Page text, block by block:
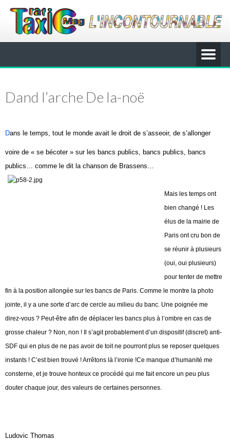
Dand l’arche De la-noë
Dans le temps, tout le monde avait le droit de s’asseoir, de s’allonger
voire de « se bécoter » sur les bancs publics, bancs publics, bancs
publics… comme le dit la chanson de Brassens…
Mais les temps ont
bien changé ! Les
élus de la mairie de
Paris ont cru bon de
se réunir à plusieurs
(oui, oui plusieurs)
pour tenter de mettre
fin à la position allongée sur les bancs de Paris. Comme le montre la photo
jointe, il y a une sorte d’arc de cercle au milieu du banc. Une poignée me
direz-vous ? Peut-être afin de déplacer les bancs plus à l’ombre en cas de
grosse chaleur ? Non, non ! Il s’agit probablement d’un dispositif (discret) anti-
SDF qui en plus de ne pas avoir de toit ne pourront plus se reposer quelques
instants ! C’est bien trouvé ! Arrêtons là l’ironie !Ce manque d’humanité me
consterne, et je trouve honteux ce procédé qui me fait encore un peu plus
douter chaque jour, des valeurs de certaines personnes.
Ludovic Thomas